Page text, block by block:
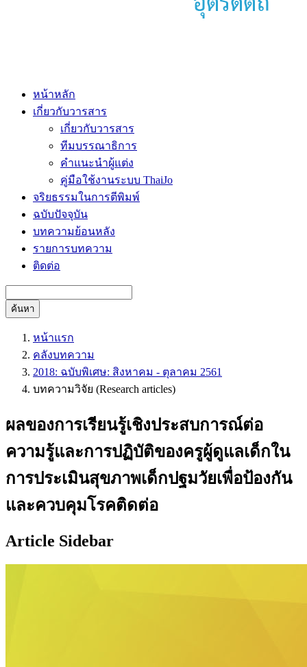
หน้าหลัก
เกี่ยวกับวารสาร
เกี่ยวกับวารสาร
ทีมบรรณาธิการ
คำแนะนำผู้แต่ง
คู่มือใช้งานระบบ ThaiJo
จริยธรรมในการตีพิมพ์
ฉบับปัจจุบัน
บทความย้อนหลัง
รายการบทความ
ติดต่อ
ค้นหา
หน้าแรก
คลังบทความ
2018: ฉบับพิเศษ: สิงหาคม - ตุลาคม 2561
บทความวิจัย (Research articles)
ผลของการเรียนรู้เชิงประสบการณ์ต่อ
ความรู้และการปฏิบัติของครูผู้ดูแลเด็กใน
การประเมินสุขภาพเด็กปฐมวัยเพื่อป้องกัน
และควบคุมโรคติดต่อ
Article Sidebar